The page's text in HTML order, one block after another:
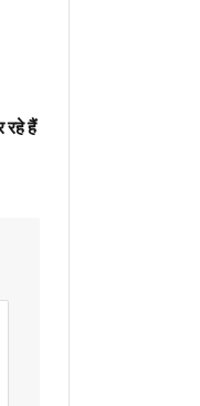
रहे हैं